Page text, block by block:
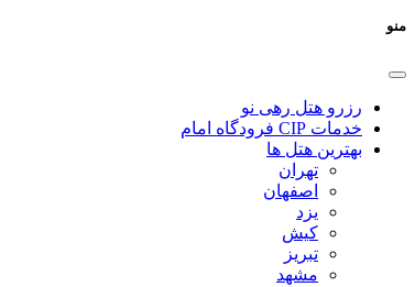
منو
رزرو هتل رهی نو
خدمات CIP فرودگاه امام
بهترین هتل ها
تهران
اصفهان
یزد
کیش
تبریز
مشهد